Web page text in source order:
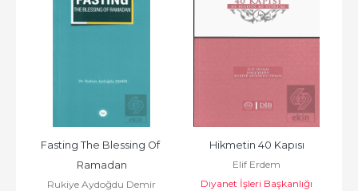
Fasting The Blessing Of
Ramadan
Rukiye Aydoğdu Demir
Hikmetin 40 Kapısı
Elif Erdem
Diyanet İşleri Başkanlığı